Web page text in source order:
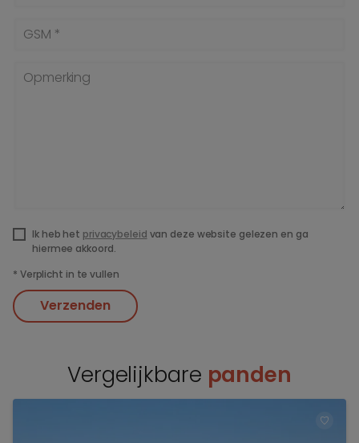
GSM *
Opmerking
Ik heb het privacybeleid van deze website gelezen en ga
hiermee akkoord.
* Verplicht in te vullen
Verzenden
Vergelijkbare panden